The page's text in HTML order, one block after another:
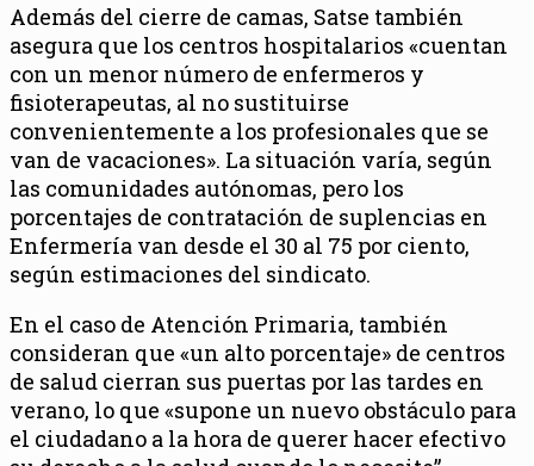
Además del cierre de camas, Satse también
asegura que los centros hospitalarios «cuentan
con un menor número de enfermeros y
fisioterapeutas, al no sustituirse
convenientemente a los profesionales que se
van de vacaciones». La situación varía, según
las comunidades autónomas, pero los
porcentajes de contratación de suplencias en
Enfermería van desde el 30 al 75 por ciento,
según estimaciones del sindicato.
En el caso de Atención Primaria, también
consideran que «un alto porcentaje» de centros
de salud cierran sus puertas por las tardes en
verano, lo que «supone un nuevo obstáculo para
el ciudadano a la hora de querer hacer efectivo